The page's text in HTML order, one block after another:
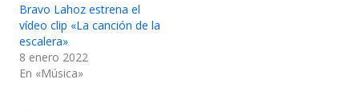
Bravo Lahoz estrena el
vídeo clip «La canción de la
escalera»
8 enero 2022
En «Música»